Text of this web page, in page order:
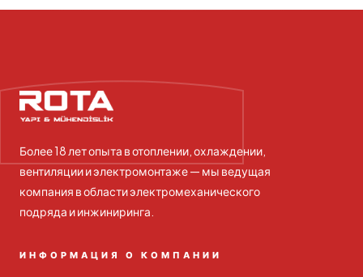
Более 18 лет опыта в отоплении, охлаждении,
вентиляции и электромонтаже — мы ведущая
компания в области электромеханического
подряда и инжиниринга.
ИНФОРМАЦИЯ О КОМПАНИИ